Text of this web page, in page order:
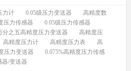
力计 0.05级压力变送器
高精度数
压力传感器
0.05级压力传感器
分之五高精度压力变送器
高精度压
高精度压力计 高精度压力表
高
压力变送器
0.075%高精度压力传感
器/变送器